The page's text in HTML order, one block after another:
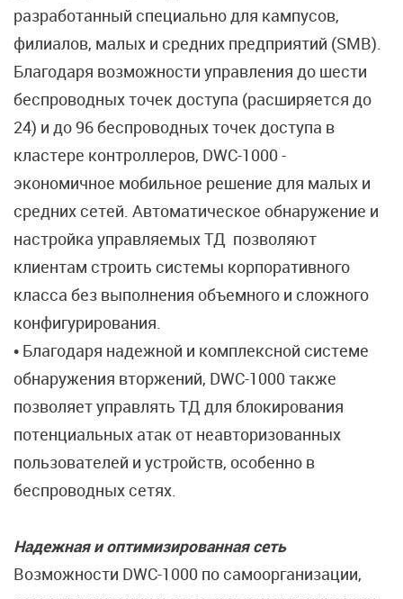
разработанный специально для кампусов,
филиалов, малых и средних предприятий (SMB).
Благодаря возможности управления до шести
беспроводных точек доступа (расширяется до
24) и до 96 беспроводных точек доступа в
кластере контроллеров, DWC-1000 -
экономичное мобильное решение для малых и
средних сетей. Автоматическое обнаружение и
настройка управляемых ТД позволяют
клиентам строить системы корпоративного
класса без выполнения объемного и сложного
конфигурирования.
• Благодаря надежной и комплексной системе
обнаружения вторжений, DWC-1000 также
позволяет управлять ТД для блокирования
потенциальных атак от неавторизованных
пользователей и устройств, особенно в
беспроводных сетях.
Надежная и оптимизированная сеть
Возможности DWC-1000 по самоорганизации,